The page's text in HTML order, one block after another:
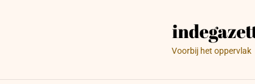
Voorbij het oppervlak